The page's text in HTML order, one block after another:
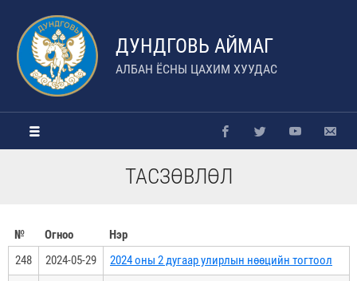
ДУНДГОВЬ АЙМАГ
АЛБАН ЁСНЫ ЦАХИМ ХУУДАС
ТАСЗӨВЛӨЛ
№ Огноо
Нэр
248
2024-05-29 2024 оны 2 дугаар улирлын нөөцийн тогтоол